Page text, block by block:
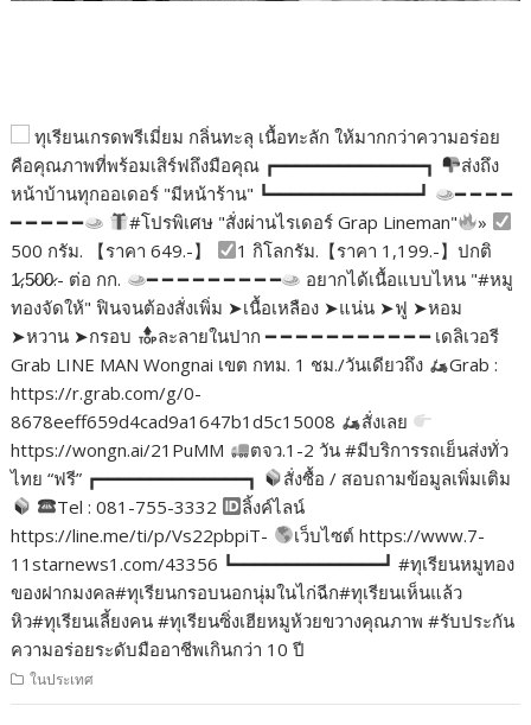
ทุเรียนเกรดพรีเมี่ยม กลิ่นทะลุ เนื้อทะลัก ให้มากกว่าความอร่อย
คือคุณภาพที่พร้อมเสิร์ฟถึงมือคุณ ┏━━━━━━━━━━━━━━┓
ส่งถึง
หน้าบ้านทุกออเดอร์ "มีหน้าร้าน" ┗━━━━━━━━━━━━━━┛
━ ━ ━ ━
━ ━ ━ ━ ━
#โปรพิเศษ "สั่งผ่านไรเดอร์ Grap Lineman"
»
500 กรัม. 【ราคา 649.-】
1 กิโลกรัม.【ราคา 1,199.-】ปกติ
1̷,5̷0̷0̷.- ต่อ กก.
━ ━ ━ ━ ━ ━ ━ ━ ━
อยากได้เนื้อแบบไหน "#หมู
ทองจัดให้" ฟินจนต้องสั่งเพิ่ม ➤เนื้อเหลือง ➤แน่น ➤ฟู ➤หอม
➤หวาน ➤กรอบ
ละลายในปาก ━ ━ ━ ━ ━ ━ ━ ━ ━ ━ ━ เดลิเวอรี
Grab LINE MAN Wongnai เขต กทม. 1 ชม./วันเดียวถึง
Grab :
https://r.grab.com/g/0-
8678eeff659d4cad9a1647b1d5c15008
สั่งเลย
https://wongn.ai/21PuMM
ตจว.1-2 วัน #มีบริการรถเย็นส่งทั่ว
ไทย “ฟรี” ┏━━━━━━━━━━━━━━┓
สั่งซื้อ / สอบถามข้อมูลเพิ่มเติม
Tel : 081-755-3332
ลิ้งค์ไลน์
https://line.me/ti/p/Vs22pbpiT-
เว็บไซต์ https://www.7-
11starnews1.com/43356 ┗━━━━━━━━━━━━━━┛ #ทุเรียนหมูทอง
ของฝากมงคล#ทุเรียนกรอบนอกนุ่มในไก่ฉีก#ทุเรียนเห็นแล้ว
หิว#ทุเรียนเลี้ยงคน #ทุเรียนซิ่งเฮียหมูห้วยขวางคุณภาพ #รับประกัน
ความอร่อยระดับมืออาชีพเกินกว่า 10 ปี
ในประเทศ